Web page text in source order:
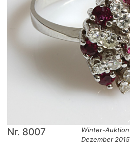
Nr. 8007
Winter-Auktion
Dezember 2015